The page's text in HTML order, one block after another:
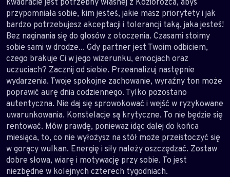
przypomniała sobie, kim jesteś, jakie masz priorytety i jak
bardzo potrzebujesz akceptacji i tolerancji taką, jaka jesteś!
Bez naginania się do głosów z otoczenia. Czasami stoimy
sobie sami w drodze... Gdy partner jest Twoim odbiciem,
czego brakuje Ci w jego wizerunku, emocjach oraz
uczuciach? Zacznij od siebie. Przeanalizuj następnie
wydarzenia. Twoje spokojne zachowanie, wyraźny ton może
poprawić aurę dnia codziennego. Tylko pozostano
autentyczna. Nie daj się sprowokować i wejść w ryzykowane
uwarunkowania. Konstelacje są krytyczne. To nie będzie się
rentować. Mów prawdę, ponieważ idąc dalej do końca
miesiąca, to, co nie wyłożysz na stół może przeistoczyć się
w gorący wulkan. Energię i siły należy oszczędzać. Zostaw
dobre słowa, wiarę i motywację przy sobie. To jest
niezbędne w kolejnych czterech tygodniach.